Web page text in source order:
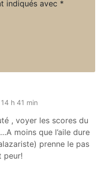
h 41 min
, voyer les scores du
moins que l’aile dure
prenne le pas
peur!
indiqués avec *